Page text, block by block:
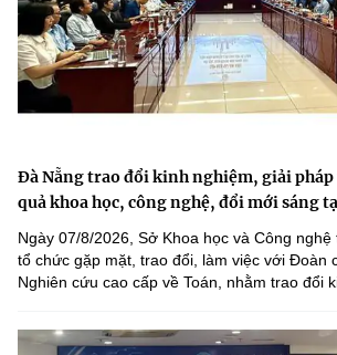
Đà Nẵng trao đổi kinh nghiệm, giải
quả khoa học, công nghệ, đổi mới sáng
Ngày 07/8/2026, Sở Khoa học và Công
tổ chức gặp mặt, trao đổi, làm việc với Đoàn
Nghiên cứu cao cấp về Toán, nhằm trao đổi